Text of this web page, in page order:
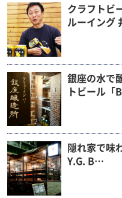
クラフトビ
ルーイング
銀座の水で
トビール
隠れ家で味
Y.G. B…